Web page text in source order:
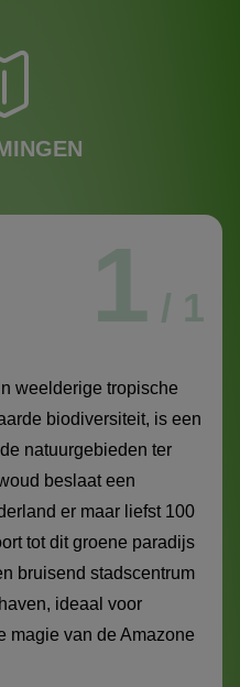
1 / 1
weelderige tropische
biodiversiteit, is een
natuurgebieden ter
beslaat een
er maar liefst 100
tot dit groene paradijs
bruisend stadscentrum
ideaal voor
magie van de Amazone